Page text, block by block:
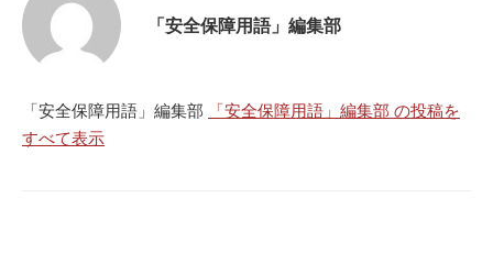
「安全保障用語」編集部
「安全保障用語」編集部
「安全保障用語」編集部 の投稿を
すべて表示